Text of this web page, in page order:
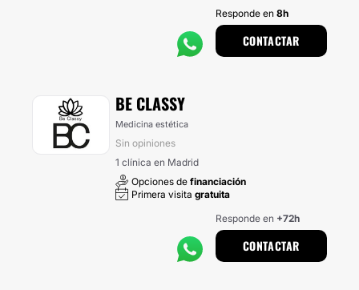
Responde en 8h
CONTACTAR
BE CLASSY
Medicina estética
Sin opiniones
1 clínica en Madrid
Opciones de financiación
Primera visita gratuita
Responde en +72h
CONTACTAR